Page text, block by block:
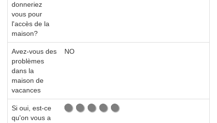
donneriez
vous pour
l'accès de la
maison?
Avez-vous des
problèmes
dans la
maison de
vacances
NO
Si oui, est-ce
qu'on vous a